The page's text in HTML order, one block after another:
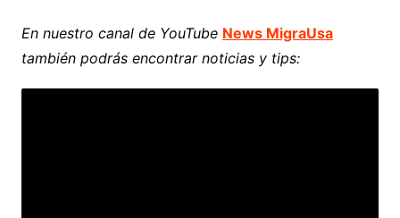
En nuestro canal de YouTube News MigraUsa
también podrás encontrar noticias y tips: